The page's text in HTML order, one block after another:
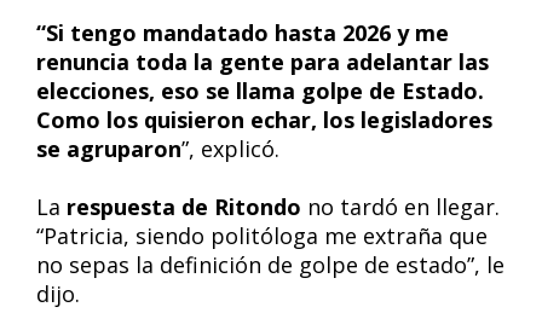
“Si tengo mandatado hasta 2026 y me
renuncia toda la gente para adelantar las
elecciones, eso se llama golpe de Estado.
Como los quisieron echar, los legisladores
se agruparon”, explicó.
La respuesta de Ritondo no tardó en llegar.
“Patricia, siendo politóloga me extraña que
no sepas la definición de golpe de estado”, le
dijo.